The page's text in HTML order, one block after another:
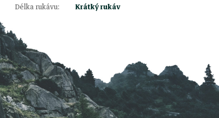
Délka rukávu: Krátký rukáv
á
p
a
t